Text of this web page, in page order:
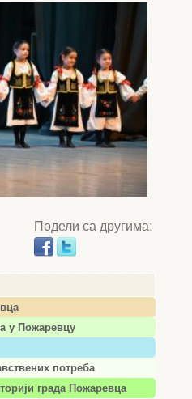
у Пожаревцу
потреба
града Пожаревца
Подели са другима: